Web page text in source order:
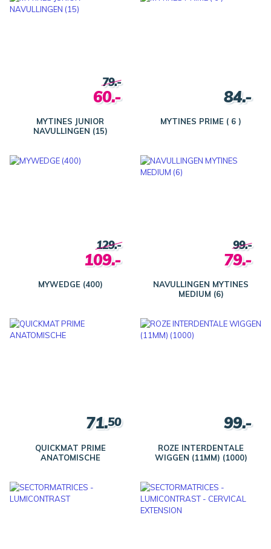
MYTINES JUNIOR
NAVULLINGEN (15)
79.-
60.-
MYTINES PRIME ( 6 )
84.-
MYWEDGE (400)
129.-
109.-
NAVULLINGEN MYTINES
MEDIUM (6)
99.-
79.-
QUICKMAT PRIME
ANATOMISCHE
71.50
ROZE INTERDENTALE
WIGGEN (11MM) (1000)
99.-